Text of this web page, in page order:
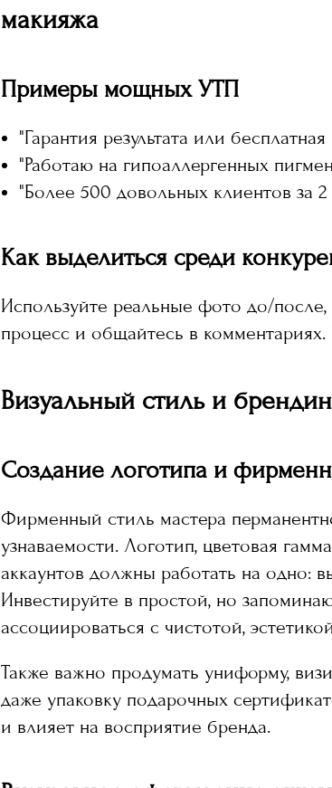
макияжа
Примеры мощных УТП
"Гарантия результата или
"Работаю на гипоаллергенных
"Более 500 довольных клиентов за 2
Как выделиться среди
Используйте реальные фото до/
процесс и общайтесь в
Визуальный стиль и
Создание логотипа и
Фирменный стиль мастера
узнаваемости. Логотип, цветовая
аккаунтов должны работать на одно:
Инвестируйте в простой, но
ассоциироваться с чистотой,
Также важно продумать униформу,
даже упаковку подарочных
и влияет на восприятие бренда.